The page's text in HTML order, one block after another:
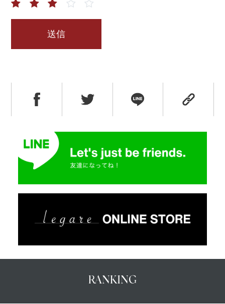
RANKING